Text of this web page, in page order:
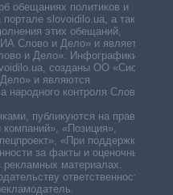
обещаниях политиков и
slovoidilo.ua, а также
этих обещаний,
Слово и Дело» и является
и Дело». Инфографики,
созданы ОО «Система
и являются
контроля Слово и
публикуются на правах
«Позиция»,
«При поддержке».
за факты и оценочные
материалах.
ответственность за